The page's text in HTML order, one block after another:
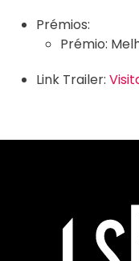
Prémios:
Prémio:
Link Trailer: